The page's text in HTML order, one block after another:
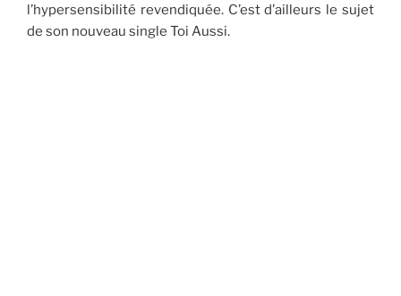
l’hypersensibilité revendiquée. C’est d’ailleurs le sujet
de son nouveau single Toi Aussi.